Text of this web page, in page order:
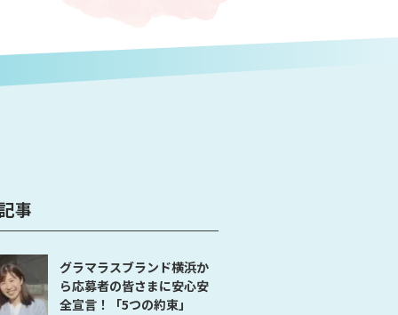
事
グラマラスブランド横浜か
ら応募者の皆さまに安心安
全宣言！「5つの約束」